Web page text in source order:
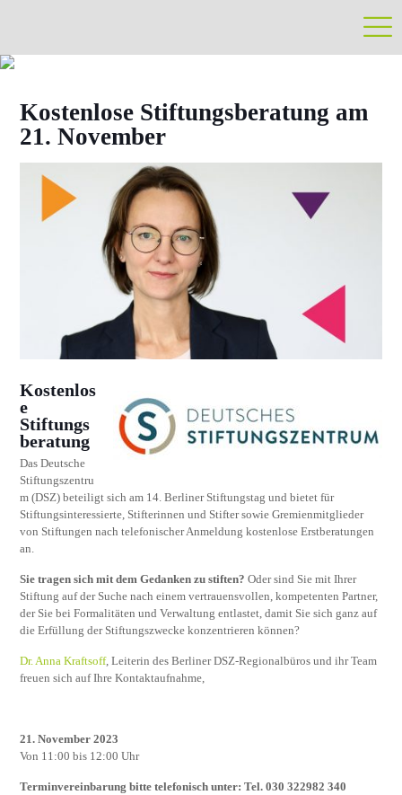
Kostenlose Stiftungsberatung am
21. November
Kostenlos
e
Stiftungs
beratung
Das Deutsche
Stiftungszentru
m (DSZ) beteiligt sich am 14. Berliner Stiftungstag und bietet für
Stiftungsinteressierte, Stifterinnen und Stifter sowie Gremienmitglieder
von Stiftungen nach telefonischer Anmeldung kostenlose Erstberatungen
an.
Sie tragen sich mit dem Gedanken zu stiften? Oder sind Sie mit Ihrer
Stiftung auf der Suche nach einem vertrauensvollen, kompetenten Partner,
der Sie bei Formalitäten und Verwaltung entlastet, damit Sie sich ganz auf
die Erfüllung der Stiftungszwecke konzentrieren können?
Dr. Anna Kraftsoff, Leiterin des Berliner DSZ-Regionalbüros und ihr Team
freuen sich auf Ihre Kontaktaufnahme,
21. November 2023
Von 11:00 bis 12:00 Uhr
Terminvereinbarung bitte telefonisch unter: Tel. 030 322982 340